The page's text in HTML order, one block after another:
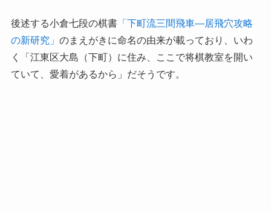
後述する小倉七段の棋書「下町流三間飛車―居飛穴攻略
の新研究」 のまえがきに命名の由来が載っており、いわ
く「江東区大島（下町）に住み、ここで将棋教室を開い
ていて、愛着があるから」だそうです。